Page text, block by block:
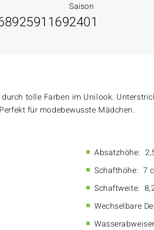
Saison
2401
durch tolle Farben im Unilook.
für modebewusste Mädchen.
Absatzhöhe:
Schafthöhe: 7
Schaftweite:
Wechselbare